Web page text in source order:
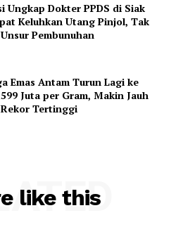
Ungkap Dokter PPDS di Siak
Keluhkan Utang Pinjol, Tak
Pembunuhan
Emas Antam Turun Lagi ke
Juta per Gram, Makin Jauh
Tertinggi
like this